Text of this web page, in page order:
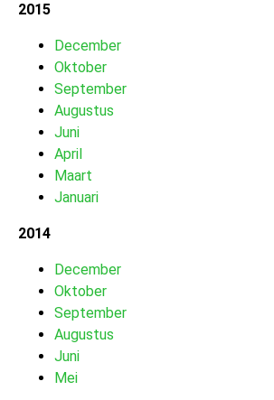
2015
December
Oktober
September
Augustus
Juni
April
Maart
Januari
2014
December
Oktober
September
Augustus
Juni
Mei